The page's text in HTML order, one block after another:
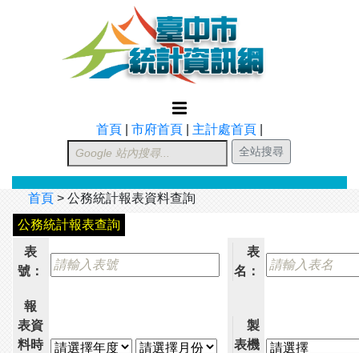
首頁 市府首頁 主計處首頁
首頁 > 公務統計報表資料查詢
公務統計報表查詢
表
號：
表
名：
報
表資
料時
製
表機